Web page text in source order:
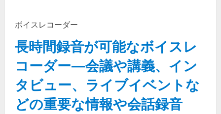
ボイスレコーダー
長時間録音が可能なボイスレ
コーダー—会議や講義、イン
タビュー、ライブイベントな
どの重要な情報や会話録音